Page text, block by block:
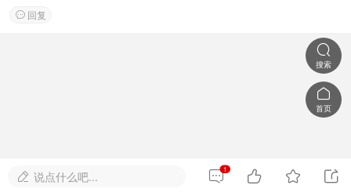
 回复

搜索

首页
 说点什么吧... 1   